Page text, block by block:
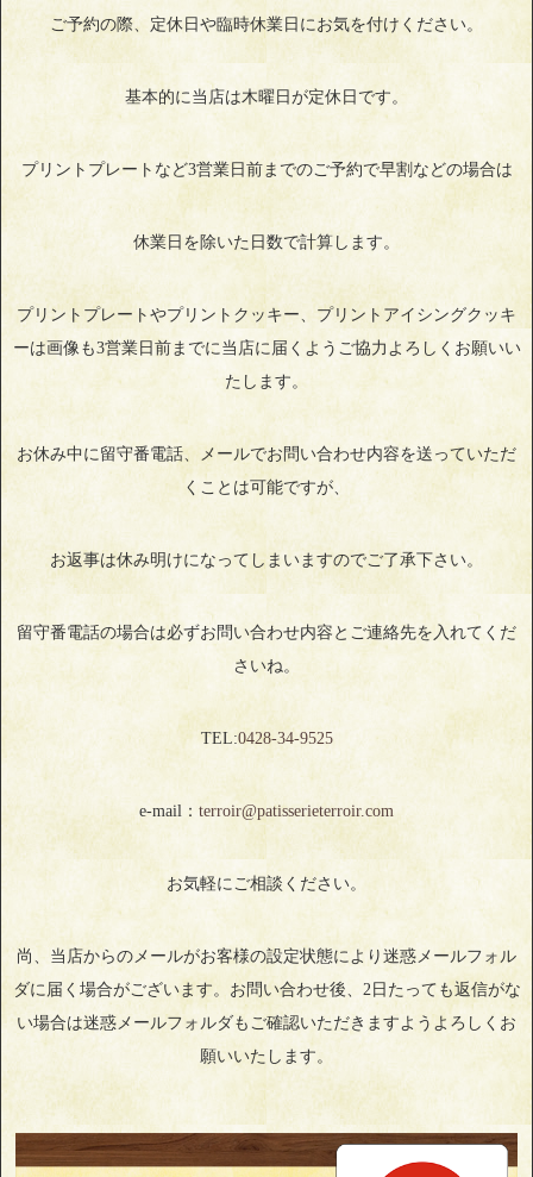
ご予約の際、定休日や臨時休業日にお気を付けください。
基本的に当店は木曜日が定休日です。
プリントプレートなど3営業日前までのご予約で早割などの場合は
休業日を除いた日数で計算します。
プリントプレートやプリントクッキー、プリントアイシングクッキ
ーは画像も3営業日前までに当店に届くようご協力よろしくお願いい
たします。
お休み中に留守番電話、メールでお問い合わせ内容を送っていただ
くことは可能ですが、
お返事は休み明けになってしまいますのでご了承下さい。
留守番電話の場合は必ずお問い合わせ内容とご連絡先を入れてくだ
さいね。
TEL:0428‐34‐9525
e-mail： terroir@patisserieterroir.com
お気軽にご相談ください。
尚、当店からのメールがお客様の設定状態により迷惑メールフォル
ダに届く場合がございます。お問い合わせ後、2日たっても返信がな
い場合は迷惑メールフォルダもご確認いただきますようよろしくお
願いいたします。